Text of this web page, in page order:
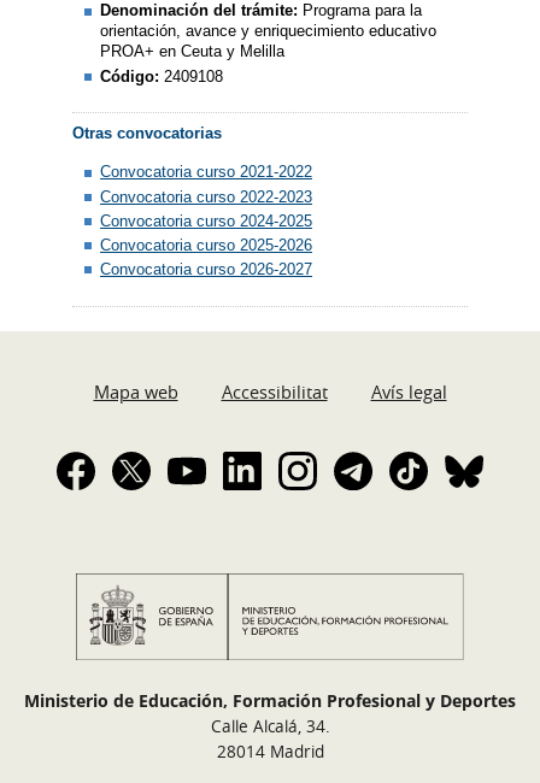
Denominación del trámite: Programa para la
orientación, avance y enriquecimiento educativo
PROA+ en Ceuta y Melilla
Código: 2409108
Otras convocatorias
Convocatoria curso 2021-2022
Convocatoria curso 2022-2023
Convocatoria curso 2024-2025
Convocatoria curso 2025-2026
Convocatoria curso 2026-2027
Mapa web Accessibilitat Avís legal
Ministerio de Educación, Formación Profesional y Deportes
Calle Alcalá, 34.
28014 Madrid